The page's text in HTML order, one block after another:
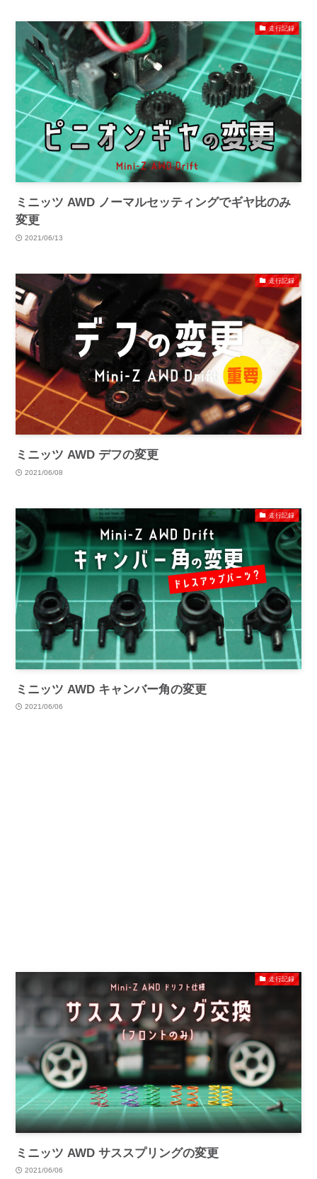
走行記録
ミニッツ AWD ノーマルセッティングでギヤ比のみ
変更
2021/06/13
走行記録
ミニッツ AWD デフの変更
2021/06/08
走行記録
ミニッツ AWD キャンバー角の変更
2021/06/06
走行記録
ミニッツ AWD サススプリングの変更
2021/06/06